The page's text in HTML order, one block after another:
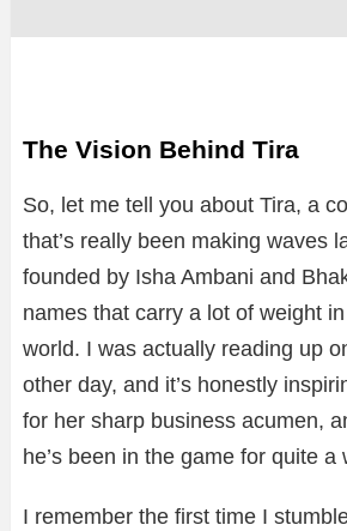
The Vision Behind Tira
So, let me tell you about Tira, a
that’s really been making waves
founded by Isha Ambani and
names that carry a lot of weight
world. I was actually reading up
other day, and it’s honestly
for her sharp business acumen,
he’s been in the game for quite a
I remember the first time I